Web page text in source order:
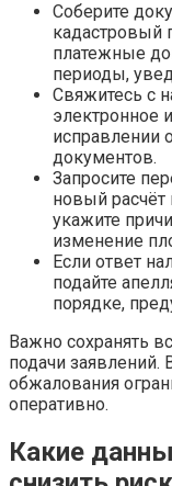
Соберите
кадастровый
платежные
периоды,
Свяжитесь с
электронное
исправлении
документов.
Запросите
новый расчёт
укажите
изменение
Если ответ
подайте
порядке,
Важно сохранять
подачи заявлений.
обжалования
оперативно.
Какие